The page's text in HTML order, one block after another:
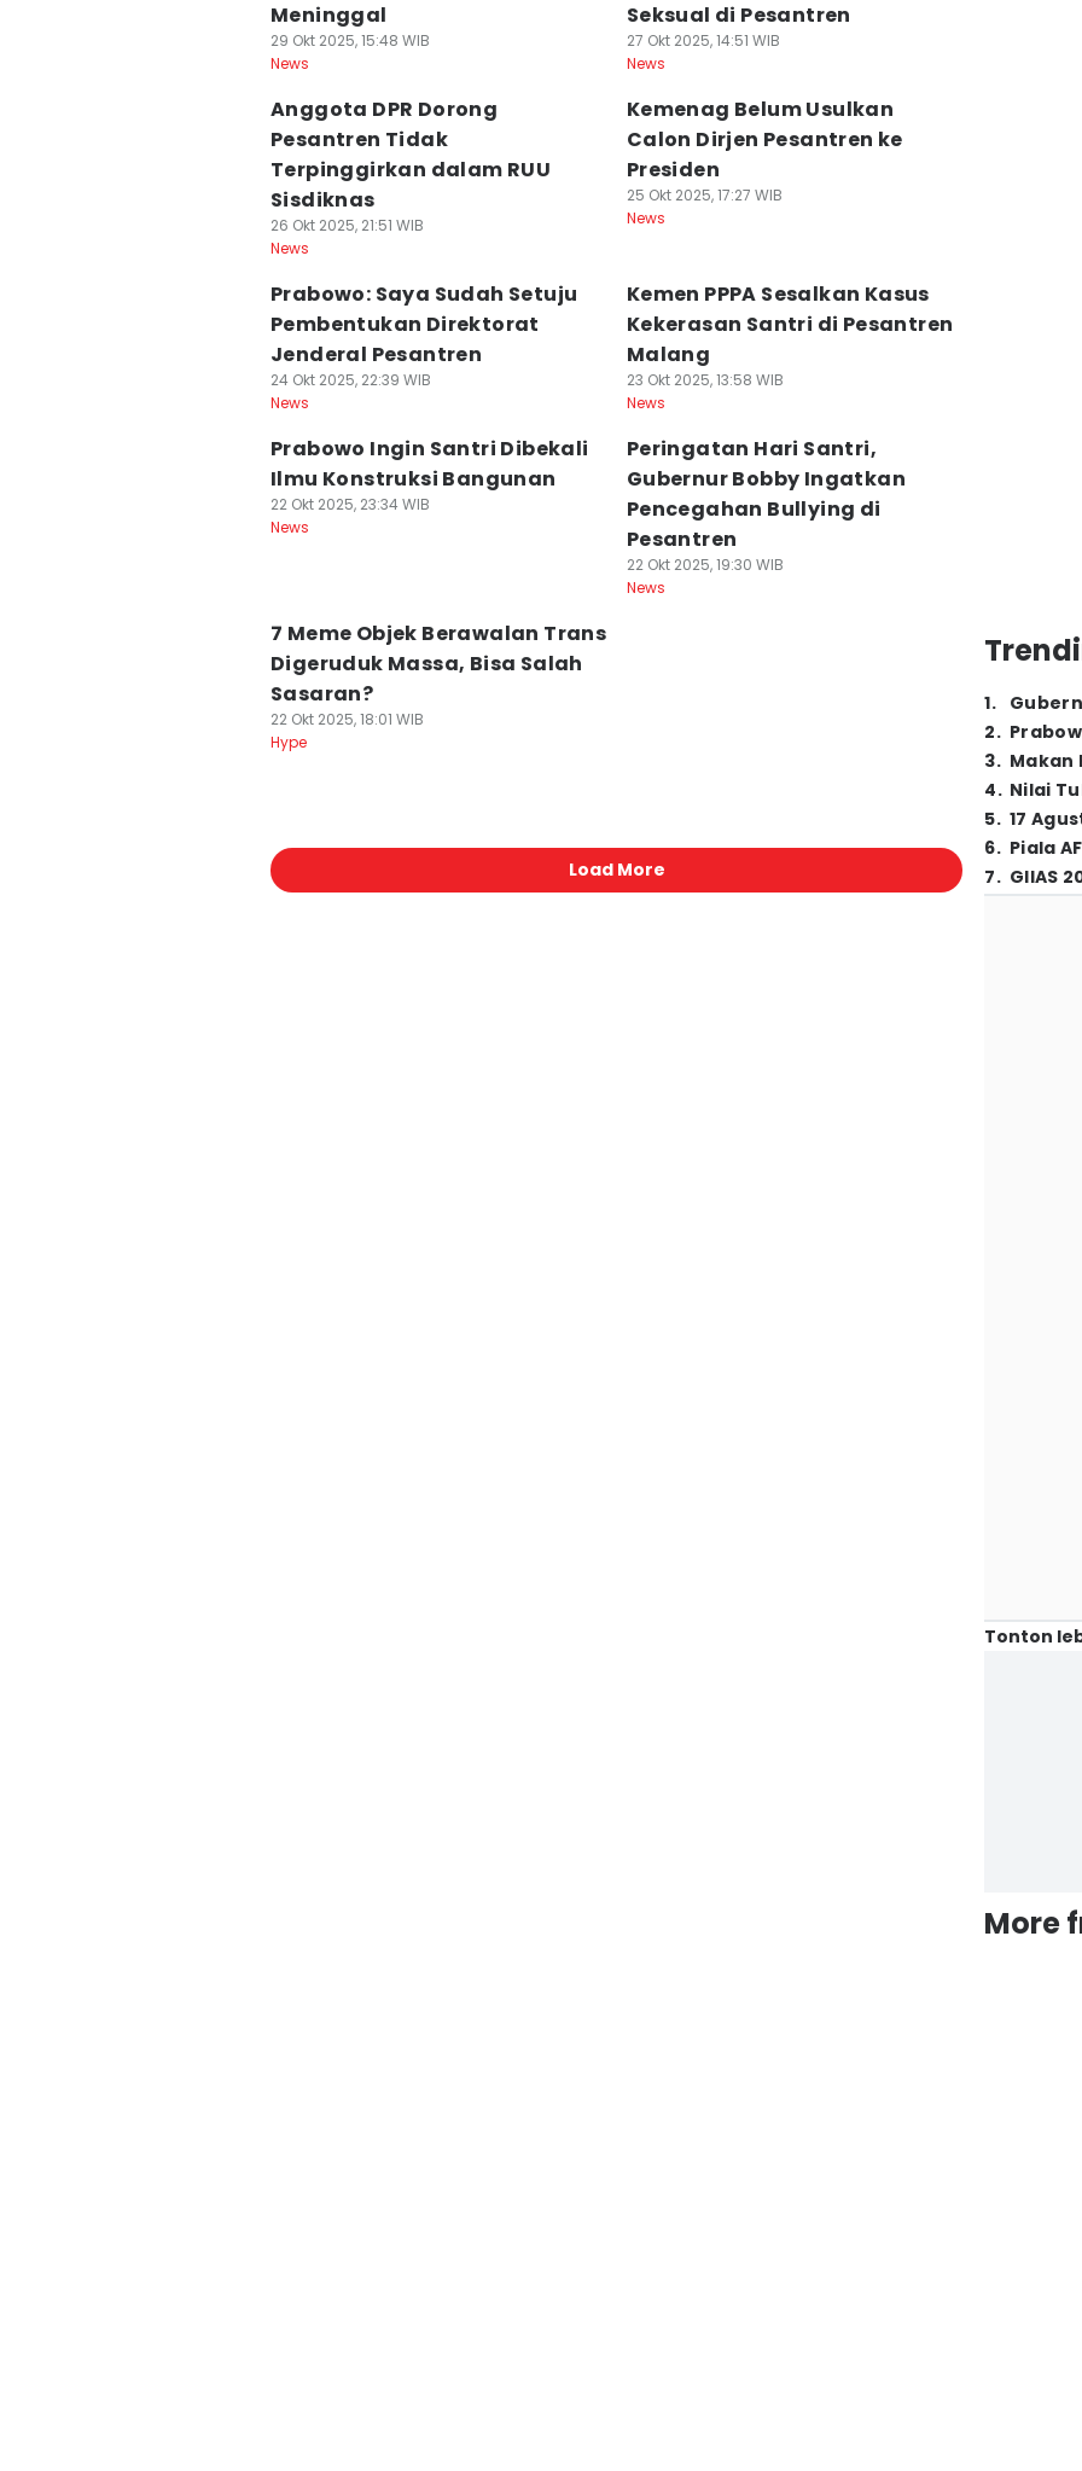
Meninggal
29 Okt 2025, 15:48 WIB
News
Seksual di Pesantren
27 Okt 2025, 14:51 WIB
News
Anggota DPR Dorong
Pesantren Tidak
Terpinggirkan dalam RUU
Sisdiknas
26 Okt 2025, 21:51 WIB
News
Kemenag Belum Usulkan
Calon Dirjen Pesantren ke
Presiden
25 Okt 2025, 17:27 WIB
News
Prabowo: Saya Sudah Setuju
Pembentukan Direktorat
Jenderal Pesantren
24 Okt 2025, 22:39 WIB
News
Kemen PPPA Sesalkan Kasus
Kekerasan Santri di Pesantren
Malang
23 Okt 2025, 13:58 WIB
News
Prabowo Ingin Santri Dibekali
Ilmu Konstruksi Bangunan
22 Okt 2025, 23:34 WIB
News
Peringatan Hari Santri,
Gubernur Bobby Ingatkan
Pencegahan Bullying di
Pesantren
22 Okt 2025, 19:30 WIB
News
7 Meme Objek Berawalan Trans
Digeruduk Massa, Bisa Salah
Sasaran?
22 Okt 2025, 18:01 WIB
Hype
Load More
1.
2.
3. Makan
4. Nilai
5. 17
6. Piala
7. GIIAS
Tonton
More